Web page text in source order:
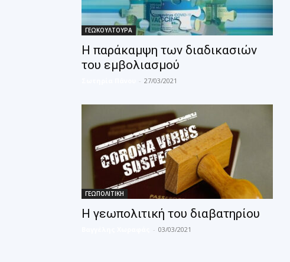
ΓΕΩΚΟΥΛΤΟΥΡΑ
Η παράκαμψη των διαδικασιών
του εμβολιασμού
- 27/03/2021
ΓΕΩΠΟΛΙΤΙΚΗ
Η γεωπολιτική του διαβατηρίου
- 03/03/2021